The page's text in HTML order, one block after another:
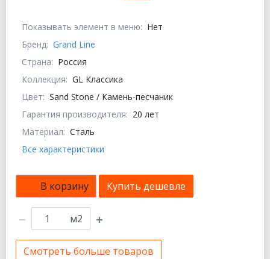
Показывать элемент в меню: Нет
Бренд: Grand Line
Страна: Россия
Коллекция: GL Классика
Цвет: Sand Stone / Камень-песчаник
Гарантия производителя: 20 лет
Материал: Сталь
Все характеристики
В корзину Купить дешевле
м2
Смотреть больше товаров